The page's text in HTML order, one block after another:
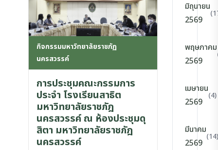
กิจกรรมมหาวิทยาลัยราชภัฏ
นครสวรรค์
การประชุมคณะกรรมการ
ประจำ โรงเรียนสาธิต
มหาวิทยาลัยราชภัฎ
นครสวรรค์ ณ ห้องประชุมดุ
สิตา มหาวิทยาลัยราชภัฎ
นครสวรรค์
มิถุนายน
2569
พฤษภาคม
2569
เมษายน
2569
(4)
มีนาคม
2569
(14)